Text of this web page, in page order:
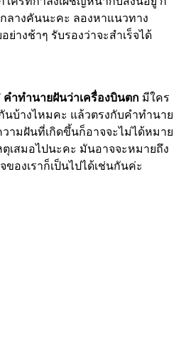
ลางคันนะคะ ลองหาแนวทาง
ย่างช้าๆ รับรองว่าจะสำเร็จได้
คำทำนายฝันว่าเครื่องบินตก มีใคร
นบ้างไหมคะ แล้วตรงกับคำทำนาย
ามฝันที่เกิดขึ้นก็อาจจะไม่ได้หมาย
เสมอไปนะคะ มันอาจจะหมายถึง
องเราก็เป็นไปได้เช่นกันค่ะ